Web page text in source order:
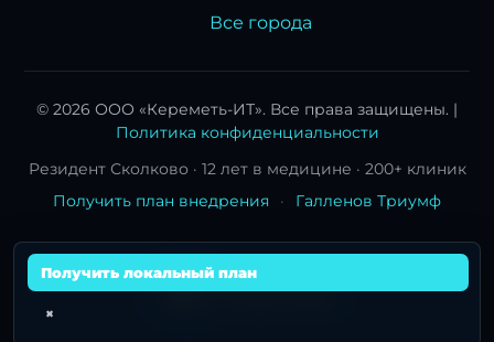
Все города
© 2026 ООО «Кереметь-ИТ». Все права защищены. |
Политика конфиденциальности
Резидент Сколково · 12 лет в медицине · 200+ клиник
Получить план внедрения
· Галленов Триумф
Получить локальный план
×